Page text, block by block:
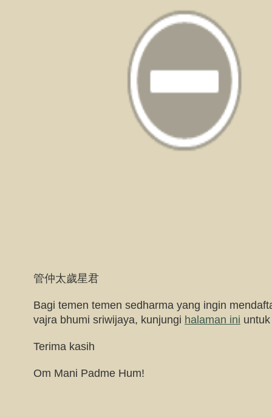
管仲太歲星君
Bagi temen temen sedharma yang ingin
vajra bhumi sriwijaya, kunjungi halaman ini
Terima kasih
Om Mani Padme Hum!